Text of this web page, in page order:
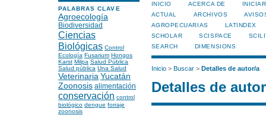
PALABRAS CLAVE
Agroecología
Biodiversidad
Ciencias
Biológicas Control
Ecología Fusarium Hongos
Karst Milpa Salud Pública
Salud pública Una Salud
Veterinaria Yucatán
Zoonosis alimentación
conservación control
biológico dengue forraje
zoonosis
INICIO ACERCA DE
ACTUAL
ARCHIVOS
AGROPECUARIAS
LATINDEX
SCHOLAR
SCISPACE
SEARCH
DIMENSIONS
Inicio> Buscar> Detalles de autor/a
Detalles de